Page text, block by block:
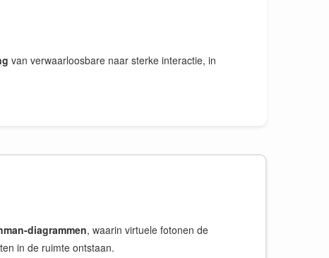
van verwaarloosbare naar sterke interactie, in
diagrammen, waarin virtuele fotonen de
in de ruimte ontstaan.